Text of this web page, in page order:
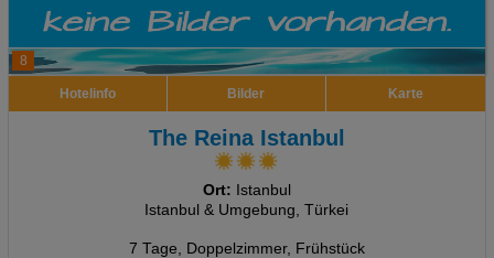
8
Hotelinfo Bilder Karte
The Reina Istanbul
Ort: Istanbul
Istanbul & Umgebung, Türkei
7 Tage, Doppelzimmer, Frühstück